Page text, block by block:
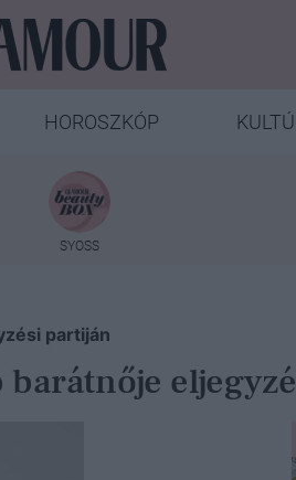
HOROSZKÓP
SYOSS
partiján
barátnője